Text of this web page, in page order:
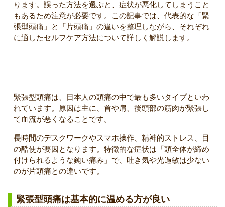
ります。誤った方法を選ぶと、症状が悪化してしまうこと
もあるため注意が必要です。この記事では、代表的な「緊
張型頭痛」と「片頭痛」の違いを整理しながら、それぞれ
に適したセルフケア方法について詳しく解説します。
緊張型頭痛は、日本人の頭痛の中で最も多いタイプといわ
れています。原因は主に、首や肩、後頭部の筋肉が緊張し
て血流が悪くなることです。
長時間のデスクワークやスマホ操作、精神的ストレス、目
の酷使が要因となります。特徴的な症状は「頭全体が締め
付けられるような鈍い痛み」で、吐き気や光過敏は少ない
のが片頭痛との違いです。
緊張型頭痛は基本的に温める方が良い